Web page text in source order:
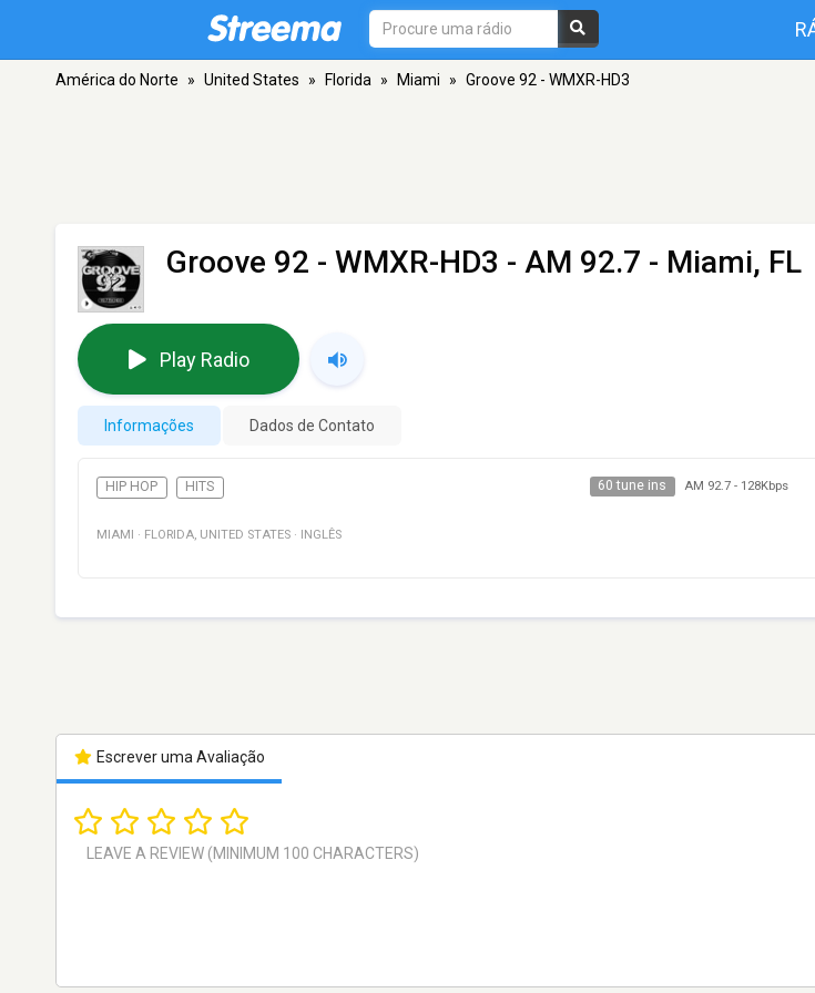
América do Norte » United States » Florida » Miami » Groove 92 - WMXR-HD3
Groove 92 - WMXR-HD3 - AM 92.7 - Miami, FL
Play Radio
Informações Dados de Contato
HIP HOP HITS 60 tune ins AM 92.7- 128Kbps
MIAMI · FLORIDA, UNITED STATES · INGLÊS
Escrever uma Avaliação